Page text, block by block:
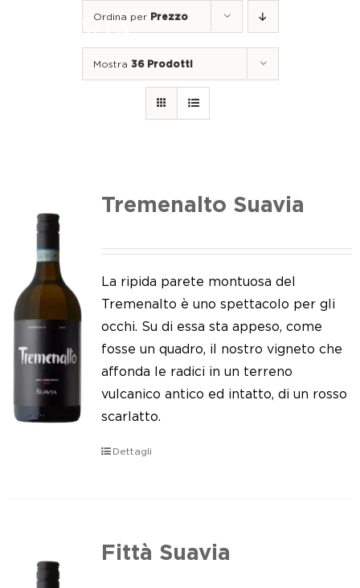
Il nostro lavoro
I nostri vigneti
Tappo a vite
Le nostre news
Ordina per Prezzo
Mostra 36 Prodotti
Tremenalto Suavia
La ripida parete montuosa del
Tremenalto è uno spettacolo per gli
occhi. Su di essa sta appeso, come
fosse un quadro, il nostro vigneto che
affonda le radici in un terreno
vulcanico antico ed intatto, di un rosso
scarlatto.
Dettagli
Fittà Suavia